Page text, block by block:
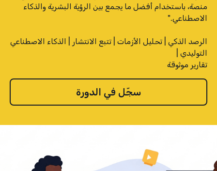
منصة، باستخدام أفضل ما يجمع بين الرؤية البشرية والذكاء
الرصد الذكي | تحليل الأزمات | تتبع الانتشار | الذكاء الاصطناعي
تقارير موثوقة
سجّل في الدورة